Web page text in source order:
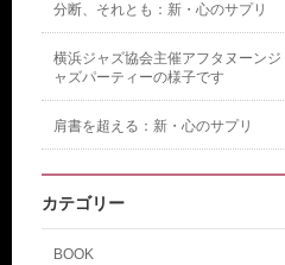
分断、それとも：新・心のサプリ
横浜ジャズ協会主催アフタヌーンジ
ャズパーティーの様子です
肩書を超える：新・心のサプリ
カテゴリー
BOOK